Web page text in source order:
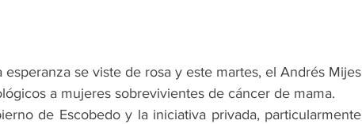
esperanza se viste de rosa y este martes, el Andrés Mijes
a mujeres sobrevivientes de cáncer de mama.
de Escobedo y la iniciativa privada, particularmente